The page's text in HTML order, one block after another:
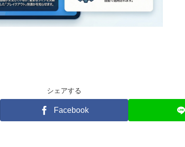
シェアする
Facebook